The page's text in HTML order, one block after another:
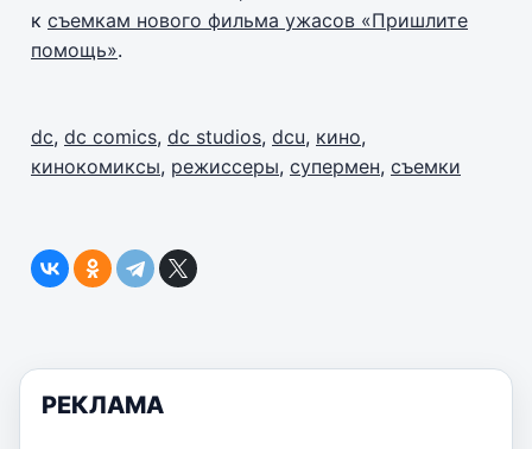
к съемкам нового фильма ужасов «Пришлите
помощь».
dc, dc comics, dc studios, dcu, кино,
кинокомиксы, режиссеры, супермен, съемки
РЕКЛАМА